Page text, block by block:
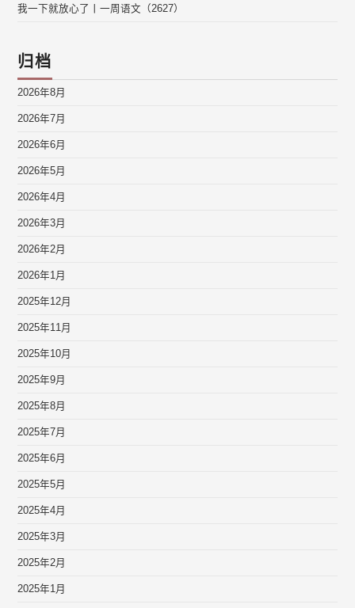
我一下就放心了丨一周语文（2627）
归档
2026年8月
2026年7月
2026年6月
2026年5月
2026年4月
2026年3月
2026年2月
2026年1月
2025年12月
2025年11月
2025年10月
2025年9月
2025年8月
2025年7月
2025年6月
2025年5月
2025年4月
2025年3月
2025年2月
2025年1月